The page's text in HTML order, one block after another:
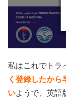
私はこれでトラ
く登録したか
いようで、英語